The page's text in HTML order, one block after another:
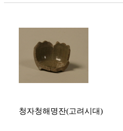
청자청해명잔(고려시대)